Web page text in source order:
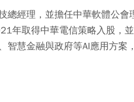
總經理，並擔任中華軟體公
年取得中華電信策略入股，
智慧金融與政府等AI應用方案